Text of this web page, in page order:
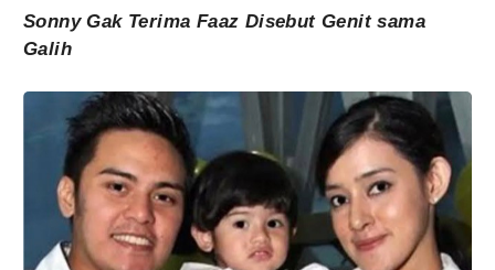
Sonny Gak Terima Faaz Disebut Genit sama
Galih